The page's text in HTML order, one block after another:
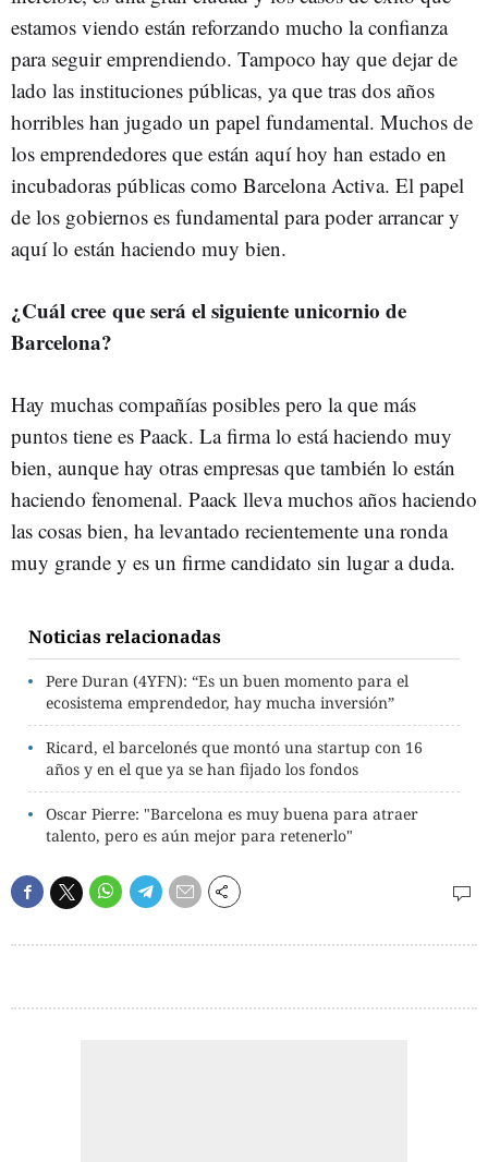
estamos viendo están reforzando mucho la confianza
para seguir emprendiendo. Tampoco hay que dejar de
lado las instituciones públicas, ya que tras dos años
horribles han jugado un papel fundamental. Muchos de
los emprendedores que están aquí hoy han estado en
incubadoras públicas como Barcelona Activa. El papel
de los gobiernos es fundamental para poder arrancar y
aquí lo están haciendo muy bien.
¿Cuál cree que será el siguiente unicornio de
Barcelona?
Hay muchas compañías posibles pero la que más
puntos tiene es Paack. La firma lo está haciendo muy
bien, aunque hay otras empresas que también lo están
haciendo fenomenal. Paack lleva muchos años haciendo
las cosas bien, ha levantado recientemente una ronda
muy grande y es un firme candidato sin lugar a duda.
Noticias relacionadas
Pere Duran (4YFN): “Es un buen momento para el
ecosistema emprendedor, hay mucha inversión”
Ricard, el barcelonés que montó una startup con 16
años y en el que ya se han fijado los fondos
Oscar Pierre: "Barcelona es muy buena para atraer
talento, pero es aún mejor para retenerlo"